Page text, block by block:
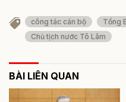
công tác cán bộ Tổng
Chủ tịch nước Tô Lâm
BÀI LIÊN QUAN